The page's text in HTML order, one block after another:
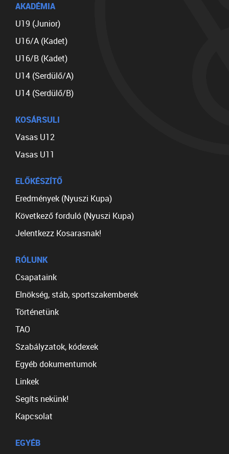
AKADÉMIA
U19 (Junior)
U16/A (Kadet)
U16/B (Kadet)
U14 (Serdülő/A)
U14 (Serdülő/B)
KOSÁRSULI
Vasas U12
Vasas U11
ELŐKÉSZÍTŐ
Eredmények (Nyuszi Kupa)
Következő forduló (Nyuszi Kupa)
Jelentkezz Kosarasnak!
RÓLUNK
Csapataink
Elnökség, stáb, sportszakemberek
Történetünk
TAO
Szabályzatok, kódexek
Egyéb dokumentumok
Linkek
Segíts nekünk!
Kapcsolat
EGYÉB